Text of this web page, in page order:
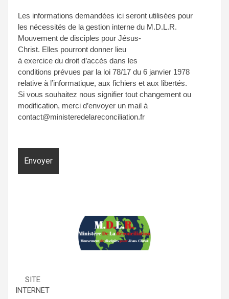
Les informations demandées ici seront utilisées pour
les nécessités de la gestion interne du M.D.L.R.
Mouvement de disciples pour Jésus-
Christ. Elles pourront donner lieu
à exercice du droit d’accès dans les
conditions prévues par la loi 78/17 du 6 janvier 1978
relative à l’informatique, aux fichiers et aux libertés.
Si vous souhaitez nous signifier tout changement ou
modification, merci d’envoyer un mail à
contact@ministeredelareconciliation.fr
SITE
INTERNET